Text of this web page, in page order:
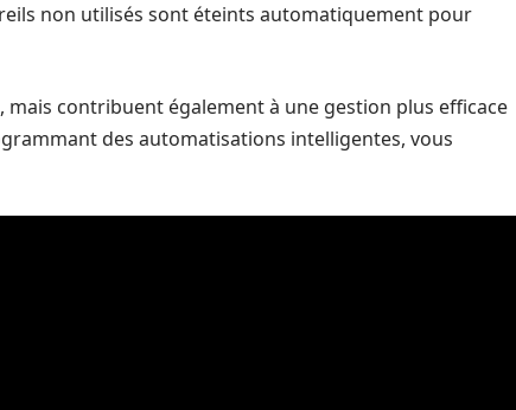
non utilisés sont éteints automatiquement pour
contribuent également à une gestion plus efficace
des automatisations intelligentes, vous